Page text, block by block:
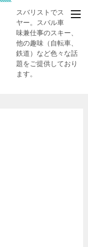
スバリストでスキー
ヤー。スバル車、趣
味兼仕事のスキー、
他の趣味（自転車、
鉄道）など色々な話
題をご提供しており
ます。